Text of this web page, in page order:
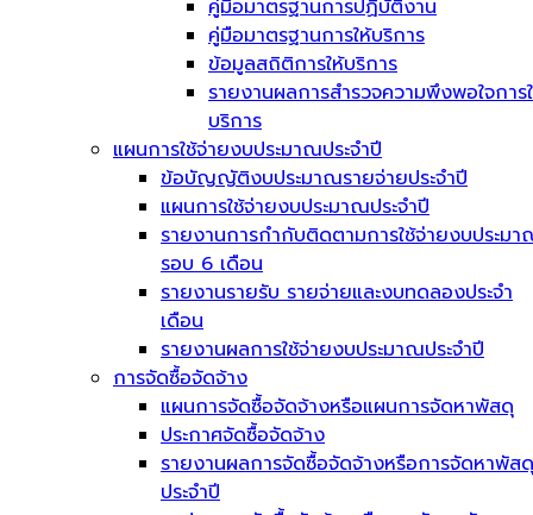
คู่มือมาตรฐานการปฏิบัติงาน
คู่มือมาตรฐานการให้บริการ
ข้อมูลสถิติการให้บริการ
รายงานผลการสำรวจความพึงพอใจการ
บริการ
แผนการใช้จ่ายงบประมาณประจำปี
ข้อบัญญัติงบประมาณรายจ่ายประจำปี
แผนการใช้จ่ายงบประมาณประจำปี
รายงานการกำกับติดตามการใช้จ่ายงบประม
รอบ 6 เดือน
รายงานรายรับ รายจ่ายและงบทดลองประจำ
เดือน
รายงานผลการใช้จ่ายงบประมาณประจำปี
การจัดซื้อจัดจ้าง
แผนการจัดซื้อจัดจ้างหรือแผนการจัดหาพัสดุ
ประกาศจัดซื้อจัดจ้าง
รายงานผลการจัดซื้อจัดจ้างหรือการจัดหาพัสดุ
ประจำปี